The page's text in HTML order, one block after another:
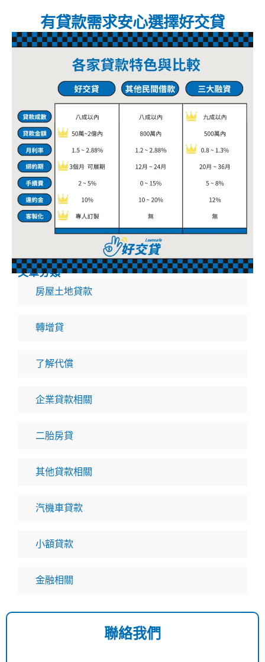
文章分類
房屋土地貸款
轉增貸
了解代償
企業貸款相關
二胎房貸
其他貸款相關
汽機車貸款
小額貸款
金融相關
有貸款需求安心選擇好交貸
聯絡我們